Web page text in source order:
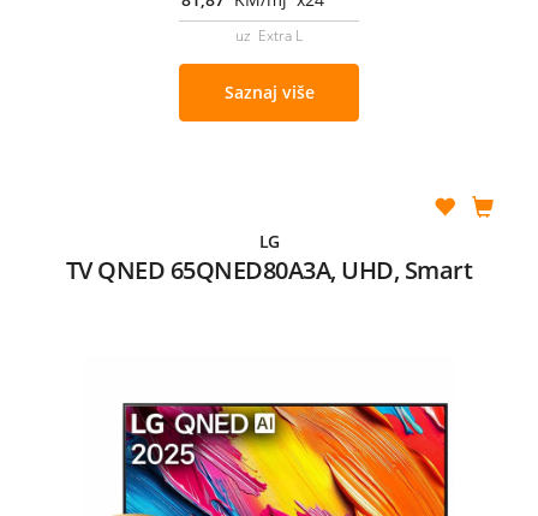
uz Extra L
Saznaj više
LG
TV QNED 65QNED80A3A, UHD, Smart